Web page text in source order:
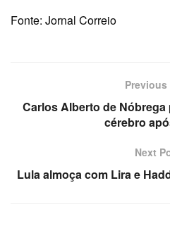
Fonte: Jornal Correio
Previous
Carlos Alberto de
cérebro
Next
Lula almoça com Lira e